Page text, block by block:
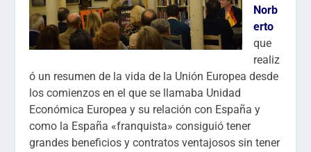
Norb
erto
que
realiz
ó un resumen de la vida de la Unión Europea desde
los comienzos en el que se llamaba Unidad
Económica Europea y su relación con España y
como la España «franquista» consiguió tener
grandes beneficios y contratos ventajosos sin tener